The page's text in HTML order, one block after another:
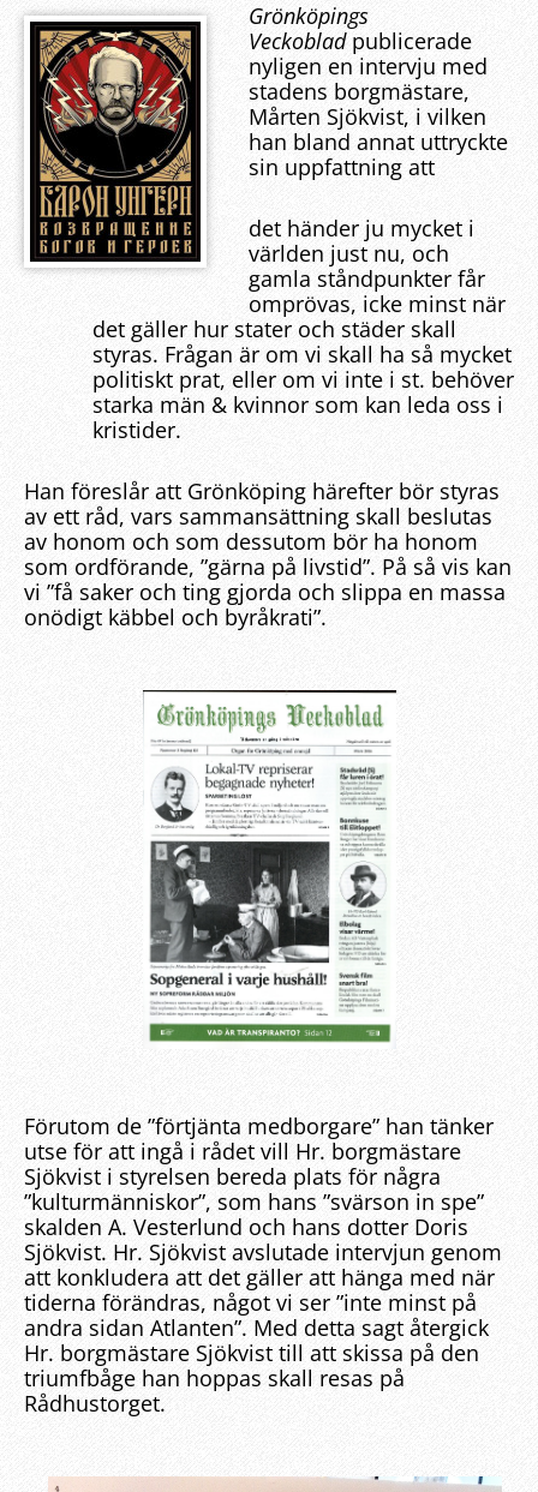
Grönköpings
Veckobladpublicerade
nyligen en intervju med
stadens borgmästare,
Mårten Sjökvist, i vilken
han bland annat uttryckte
sin uppfattning att
det händer ju mycket i
världen just nu, och
gamla ståndpunkter får
omprövas, icke minst när
det gäller hur stater och städer skall
styras. Frågan är om vi skall ha så mycket
politiskt prat, eller om vi inte i st. behöver
starka män & kvinnor som kan leda oss i
kristider.
Han föreslår att Grönköping härefter bör styras
av ett råd, vars sammansättning skall beslutas
av honom och som dessutom bör ha honom
som ordförande, ”gärna på livstid”. På så vis kan
vi ”få saker och ting gjorda och slippa en massa
onödigt käbbel och byråkrati”.
Förutom de ”förtjänta medborgare” han tänker
utse för att ingå i rådet vill Hr. borgmästare
Sjökvist i styrelsen bereda plats för några
”kulturmänniskor”, som hans ”svärson in spe”
skalden A. Vesterlund och hans dotter Doris
Sjökvist. Hr. Sjökvist avslutade intervjun genom
att konkludera att det gäller att hänga med när
tiderna förändras, något vi ser ”inte minst på
andra sidan Atlanten”. Med detta sagt återgick
Hr. borgmästare Sjökvist till att skissa på den
triumfbåge han hoppas skall resas på
Rådhustorget.